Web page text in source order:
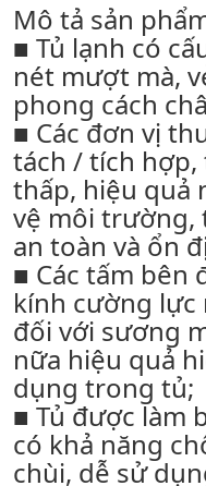
Mô tả sản
■ Tủ lạnh có
nét mượt mà,
phong cách
■ Các đơn vị
tách / tích
thấp, hiệu quả
vệ môi trường,
an toàn và ổn
■ Các tấm bên
kính cường lực
đối với sương
nữa hiệu quả
dụng trong tủ;
■ Tủ được làm
có khả năng
chùi, dễ sử